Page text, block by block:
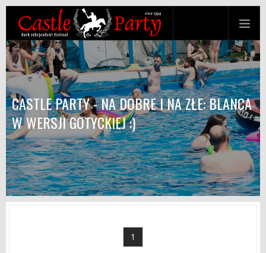
CASTLE PARTY - NA DOBRE I NA ZŁE: BLANCA
W WERSJI GOTYCKIEJ :)
1